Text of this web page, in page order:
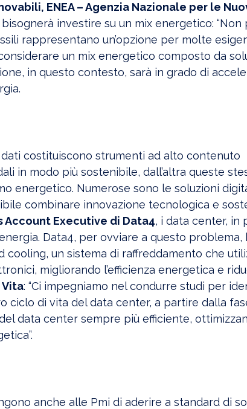
ENEA – Agenzia Nazionale per le
bisognerà investire su un mix energetico: “Non
rappresentano un’opzione per molte
un mix energetico composto da
in questo contesto, sarà in grado di
costituiscono strumenti ad alto contenuto
in modo più sostenibile, dall’altra queste
energetico. Numerose sono le soluzioni
combinare innovazione tecnologica e
Account Executive di Data4, i data center, in
Data4, per ovviare a questo problema,
un sistema di raffreddamento che
migliorando l’efficienza energetica e
Vita: “Ci impegniamo nel condurre studi per
ciclo di vita del data center, a partire dalla
data center sempre più efficiente,
anche alle Pmi di aderire a standard di